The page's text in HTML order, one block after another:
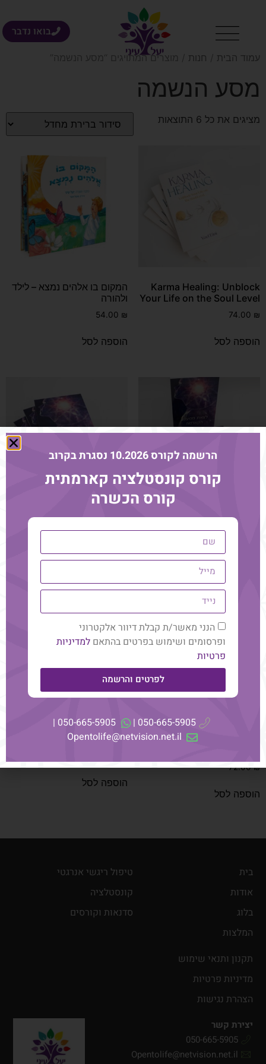
בואו נדבר
עמוד הבית חנות / מוצרים המתויגים “מסע הנשמה”
מסע הנשמה
מציגים את כל ⁦6⁩ התוצאות
Karma Healing: Unblock
Your Life on the Soul Level
74.00 ₪
הוספה לסל
המקום בו אלהים נמצא – לילד
ולהורה
54.00 ₪
הוספה לסל
לצאת ממעגל הקארמה
הוספה לסל
לצאת ממעגל הקארמה –
דיגיטלי
מידע נוסף
מרחב הרשומות האקשיות –
72.00₪
הוספה לסל
ריפוי השושלת וריפוי הקארמה
הוספה לסל
בית
אודות
בלוג
המלצות
טיפול ריגשי אנרגטי
קונסטלציה
סדנאות וקורסים
תקנון ותנאי שימוש
מדיניות פרטיות
הצהרת נגישות
יצירת קשר
050-665-5905
Opentolife@netvision.net.il
הרשמה לקורס 10.2026 נסגרת בקרוב
קורס קונסטלציה קארמתית
קורס הכשרה
הנני מאשר/ת קבלת דיוור אלקטרוני
ופרסומים ושימוש בפרטים בהתאםלמדיניות
פרטיות
לפרטים והרשמה
050-665-5905 |
050-665-5905 |
Opentolife@netvision.net.il